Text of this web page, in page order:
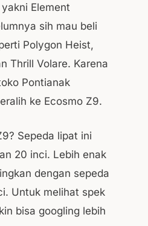
Element
sih mau beli
Polygon Heist,
Thrill Volare. Karena
Pontianak
ke Ecosmo Z9.
Sepeda lipat ini
20 inci. Lebih enak
dengan sepeda
Untuk melihat spek
bisa googling lebih